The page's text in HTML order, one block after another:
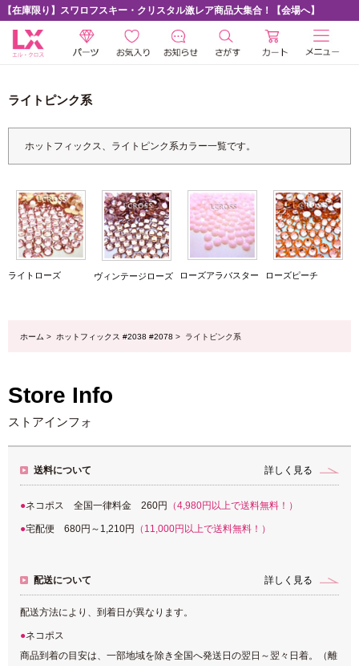
【在庫限り】スワロフスキー・クリスタル激レア商品大集合！【会場へ】
ライトピンク系
ホットフィックス、ライトピンク系カラー一覧です。
ライトローズ ヴィンテージローズ ローズアラバスター ローズピーチ
ホーム > ホットフィックス #2038 #2078 > ライトピンク系
Store Info
ストアインフォ
送料について 詳しく見る
ネコポス 全国一律料金 260円 （4,980円以上で送料無料！）
宅配便 680円～1,210円 （11,000円以上で送料無料！）
配送について 詳しく見る
配送方法により、到着日が異なります。
ネコポス
商品到着の目安は、一部地域を除き全国へ発送日の翌日～翌々日着。（離